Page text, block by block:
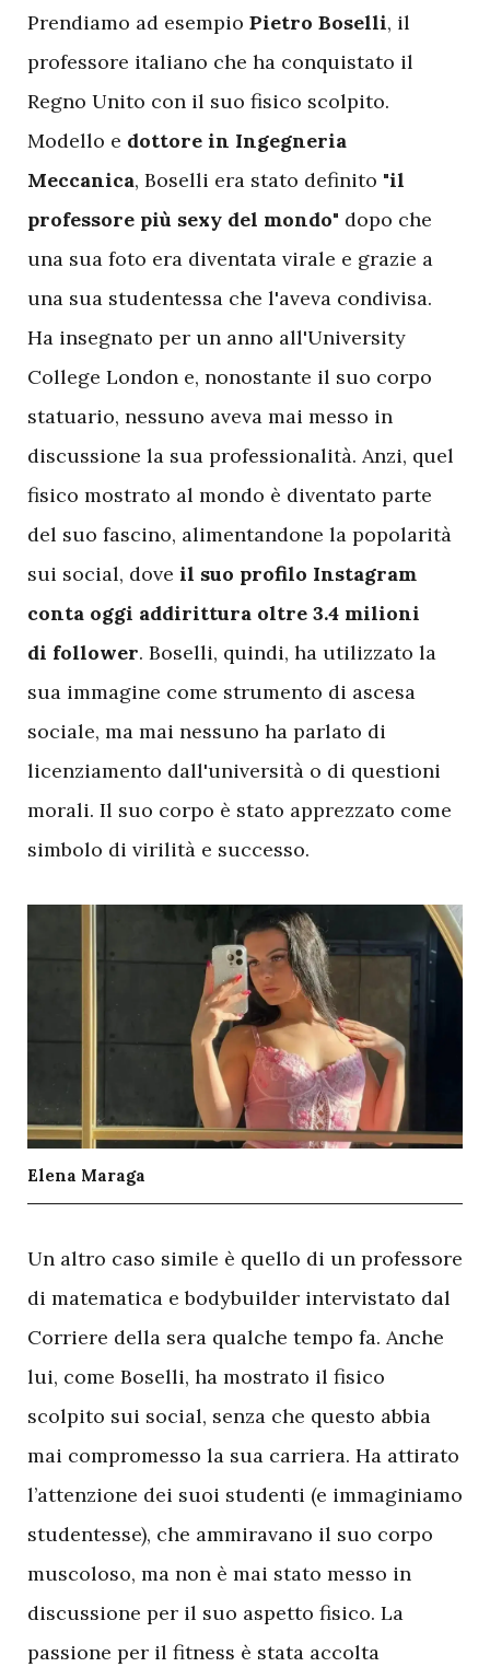
Prendiamo ad esempio Pietro Boselli, il
professore italiano che ha conquistato il
Regno Unito con il suo fisico scolpito.
Modello e dottore in Ingegneria
Meccanica, Boselli era stato definito "il
professore più sexy del mondo" dopo che
una sua foto era diventata virale e grazie a
una sua studentessa che l'aveva condivisa.
Ha insegnato per un anno all'University
College London e, nonostante il suo corpo
statuario, nessuno aveva mai messo in
discussione la sua professionalità. Anzi, quel
fisico mostrato al mondo è diventato parte
del suo fascino, alimentandone la popolarità
sui social, dove il suo profilo Instagram
conta oggi addirittura oltre 3.4 milioni
di follower. Boselli, quindi, ha utilizzato la
sua immagine come strumento di ascesa
sociale, ma mai nessuno ha parlato di
licenziamento dall'università o di questioni
morali. Il suo corpo è stato apprezzato come
simbolo di virilità e successo.
Elena Maraga
Un altro caso simile è quello di un professore
di matematica e bodybuilder intervistato dal
Corriere della sera qualche tempo fa. Anche
lui, come Boselli, ha mostrato il fisico
scolpito sui social, senza che questo abbia
mai compromesso la sua carriera. Ha attirato
l’attenzione dei suoi studenti (e immaginiamo
studentesse), che ammiravano il suo corpo
muscoloso, ma non è mai stato messo in
discussione per il suo aspetto fisico. La
passione per il fitness è stata accolta